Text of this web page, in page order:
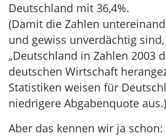
Deutschland mit 36,4%.
(Damit die Zahlen
und gewiss unverdächtig
„Deutschland in Zahlen 2003
deutschen Wirtschaft
Statistiken weisen für
niedrigere Abgabenquote aus.)
Aber das kennen wir ja